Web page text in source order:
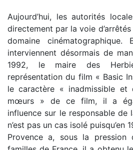
Aujourd’hui, les autorités
directement par la voie
domaine
interviennent désormais de
1992, le maire des
représentation du film « Basic
le caractère « inadmissible et
mœurs » de ce film, il a
influence sur le responsable de
n’est pas un cas isolé puisqu’en
Provence a, sous la pression